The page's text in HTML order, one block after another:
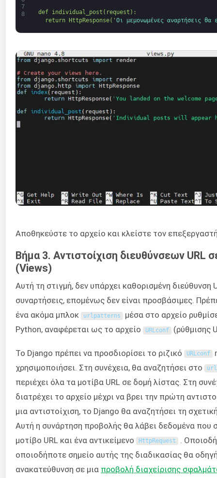
7
8
def individual_post(request):
return HttpResponse(' Οι μεμονωμένες αναρτήσεις θα
Αποθηκεύστε το αρχείο και κλείστε τον
Βήμα 3. Αντιστοίχιση διευθύνσεων URL
(Views)
Αυτή τη στιγμή, δεν υπάρχει καθορισμένη διεύθυνση
συναρτήσεις, επομένως δεν είναι προσβάσιμες.
ένα ακόμα μπλοκ
urlpatterns μέσα στο αρχείο
Python, αναφέρεται ως το αρχείο
URLconf (ρύθμισης
Το Django πρέπει να προσδιορίσει το ριζικό URLconf
χρησιμοποιήσει. Στη συνέχεια, θα αναζητήσει στο
περιέχει όλα τα μοτίβα URL σε δομή λίστας. Στη
διατρέχει το αρχείο μέχρι να βρει την πρώτη
μια αντιστοίχιση, το Django θα αναζητήσει τη
Αυτή η συνάρτηση προβολής θα λάβει δεδομένα που
μοτίβο URL και ένα αντικείμενο
HttpRequest .
οποιοδήποτε σημείο αυτής της διαδικασίας θα
ανακατεύθυνση σε μια προβολή διαχείρισης